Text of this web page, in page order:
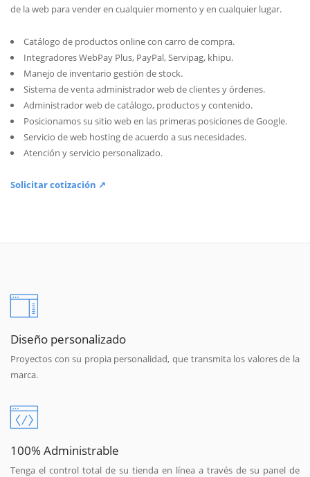
de la web para vender en cualquier momento y en cualquier lugar.
Catálogo de productos online con carro de compra.
Integradores WebPay Plus, PayPal, Servipag, khipu.
Manejo de inventario gestión de stock.
Sistema de venta administrador web de clientes y órdenes.
Administrador web de catálogo, productos y contenido.
Posicionamos su sitio web en las primeras posiciones de Google.
Servicio de web hosting de acuerdo a sus necesidades.
Atención y servicio personalizado.
Solicitar cotización ↗
Diseño personalizado
Proyectos con su propia personalidad, que transmita los valores de la
marca.
100% Administrable
Tenga el control total de su tienda en línea a través de su panel de